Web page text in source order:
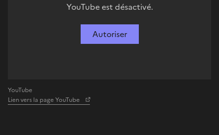
YouTube est désactivé.
Autoriser
YouTube
Lien vers la page YouTube